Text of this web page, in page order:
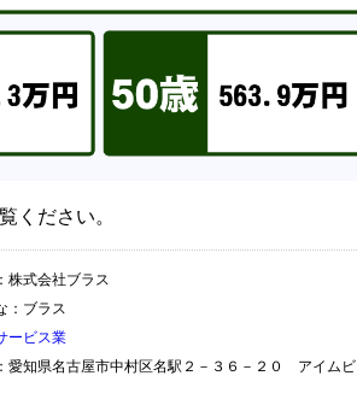
ください。
株式会社ブラス
：ブラス
ービス業
愛知県名古屋市中村区名駅２－３６－２０ アイムビ